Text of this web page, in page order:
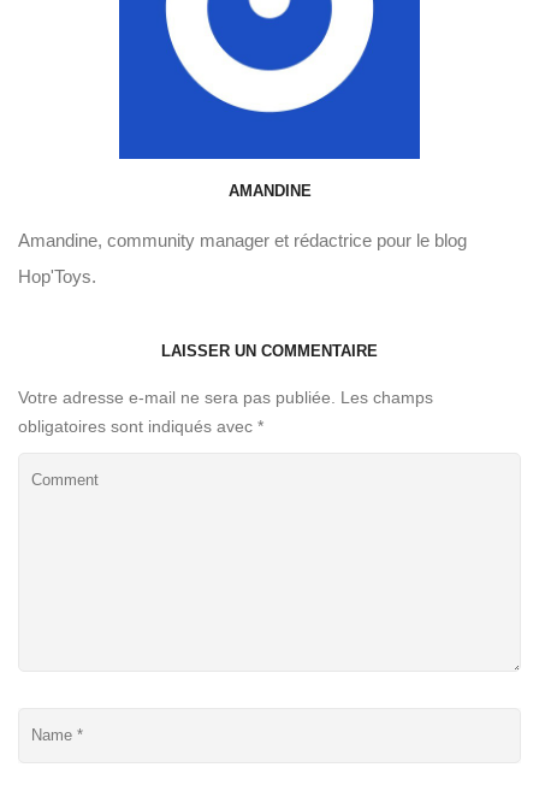
AMANDINE
Amandine, community manager et rédactrice pour le blog
Hop'Toys.
LAISSER UN COMMENTAIRE
Votre adresse e-mail ne sera pas publiée.
Les champs
obligatoires sont indiqués avec *